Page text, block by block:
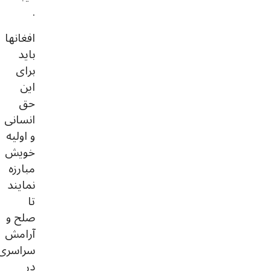
.
افغانها
باید
برای
این
حق
انسانی
و اولیه
خویش
مبارزه
نمایند
تا
صلح و
آرامش